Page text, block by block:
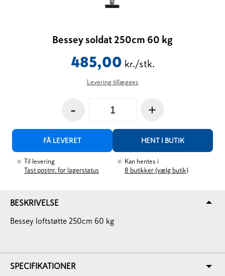
Bessey soldat 250cm 60 kg
485,00 kr./stk.
Levering tillægges
- +
FÅ LEVERET HENT I BUTIK
Til levering
Tast postnr. for lagerstatus
Kan hentes i
8 butikker (vælg butik)
BESKRIVELSE
Bessey loftstøtte 250cm 60 kg
SPECIFIKATIONER